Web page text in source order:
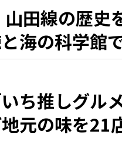
田線の歴史
海の科学館
ち推しグル
元の味を21